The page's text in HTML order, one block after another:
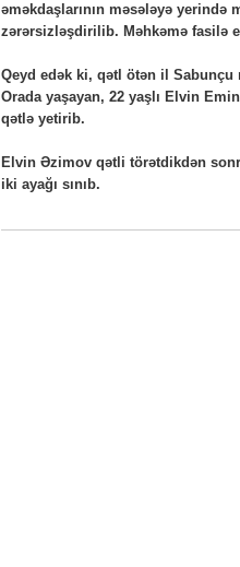
əməkdaşlarının məsələyə
zərərsizləşdirilib. Məhkəmə fasilə
Qeyd edək ki, qətl ötən il Sabunçu
Orada yaşayan, 22 yaşlı Elvin
qətlə yetirib.
Elvin Əzimov qətli törətdikdən
iki ayağı sınıb.